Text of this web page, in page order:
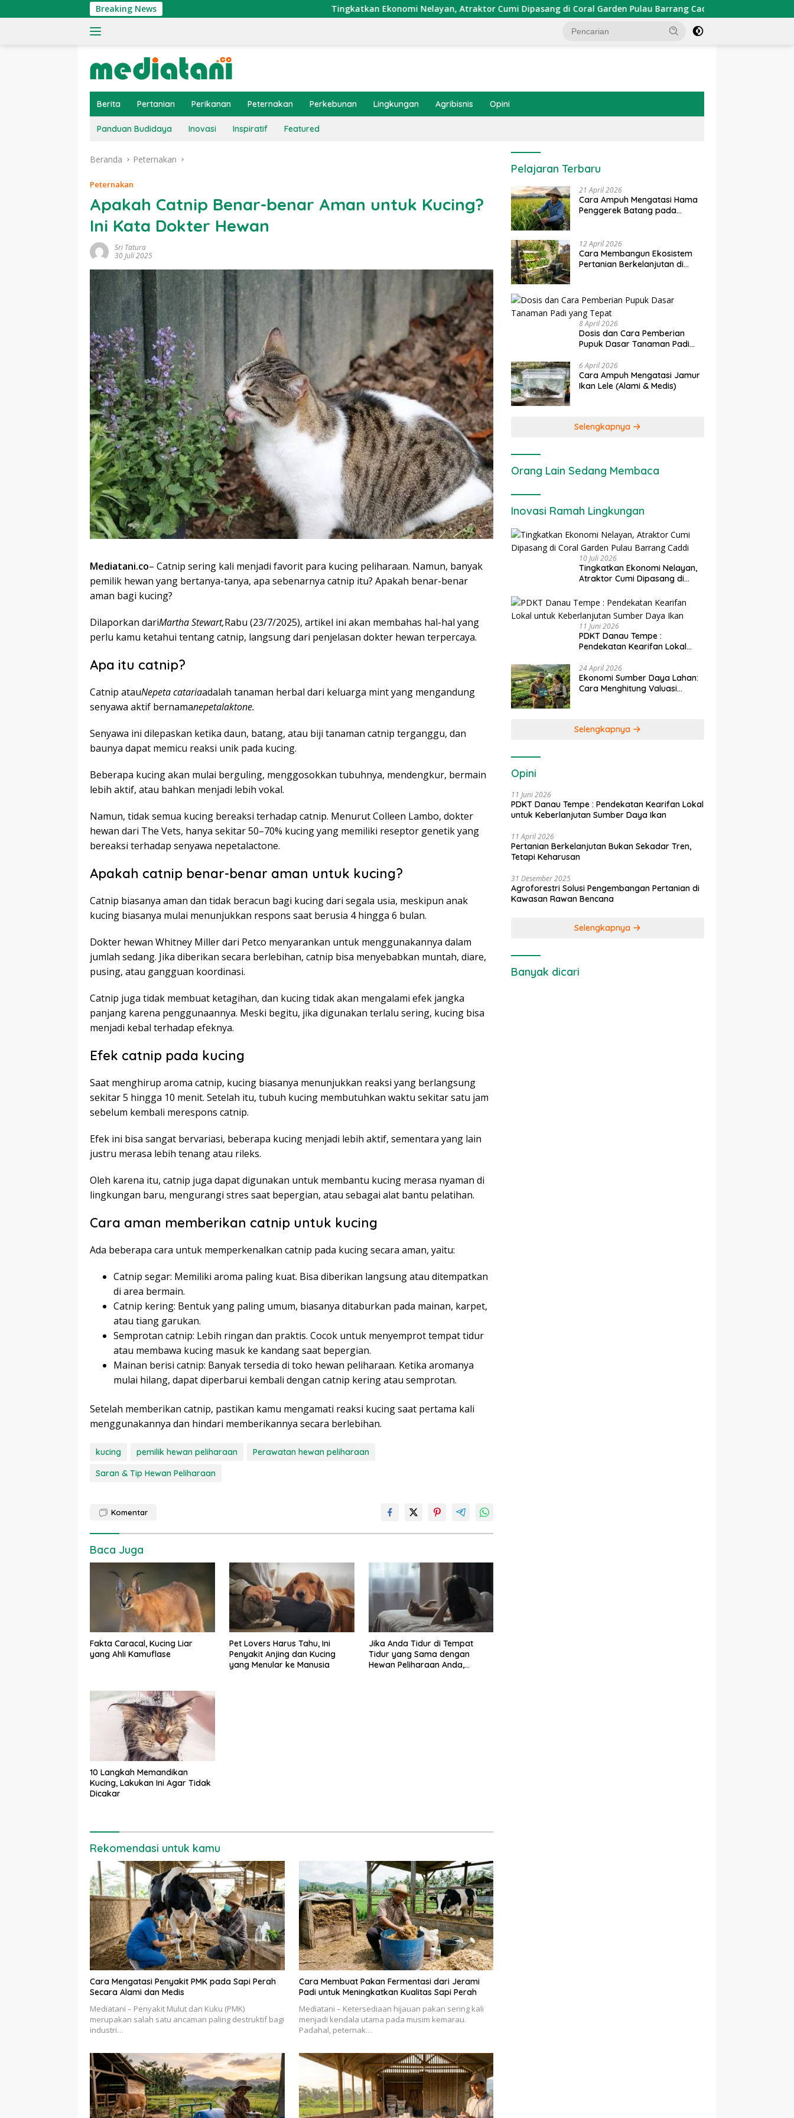
ke
Breaking News Tingkatkan Ekonomi Nelayan, Atraktor Cumi Dipasang di Coral Garden Pulau Barrang Caddi PDKT Danau Tempe :
Berita Pertanian Perikanan Peternakan Perkebunan Lingkungan Agribisnis Opini
Panduan Budidaya Inovasi Inspiratif Featured
Beranda Peternakan
Peternakan
Apakah Catnip Benar-benar Aman untuk Kucing?
Ini Kata Dokter Hewan
Sri Tatura
30 Juli 2025
Mediatani.co– Catnip sering kali menjadi favorit para kucing peliharaan. Namun, banyak
pemilik hewan yang bertanya-tanya, apa sebenarnya catnip itu? Apakah benar-benar
aman bagi kucing?
Dilaporkan dariMartha Stewart,Rabu (23/7/2025), artikel ini akan membahas hal-hal yang
perlu kamu ketahui tentang catnip, langsung dari penjelasan dokter hewan terpercaya.
Apa itu catnip?
Catnip atauNepeta catariaadalah tanaman herbal dari keluarga mint yang mengandung
senyawa aktif bernamanepetalaktone.
Senyawa ini dilepaskan ketika daun, batang, atau biji tanaman catnip terganggu, dan
baunya dapat memicu reaksi unik pada kucing.
Beberapa kucing akan mulai berguling, menggosokkan tubuhnya, mendengkur, bermain
lebih aktif, atau bahkan menjadi lebih vokal.
Namun, tidak semua kucing bereaksi terhadap catnip. Menurut Colleen Lambo, dokter
hewan dari The Vets, hanya sekitar 50–70% kucing yang memiliki reseptor genetik yang
bereaksi terhadap senyawa nepetalactone.
Apakah catnip benar-benar aman untuk kucing?
Catnip biasanya aman dan tidak beracun bagi kucing dari segala usia, meskipun anak
kucing biasanya mulai menunjukkan respons saat berusia 4 hingga 6 bulan.
Dokter hewan Whitney Miller dari Petco menyarankan untuk menggunakannya dalam
jumlah sedang. Jika diberikan secara berlebihan, catnip bisa menyebabkan muntah, diare,
pusing, atau gangguan koordinasi.
Catnip juga tidak membuat ketagihan, dan kucing tidak akan mengalami efek jangka
panjang karena penggunaannya. Meski begitu, jika digunakan terlalu sering, kucing bisa
menjadi kebal terhadap efeknya.
Efek catnip pada kucing
Saat menghirup aroma catnip, kucing biasanya menunjukkan reaksi yang berlangsung
sekitar 5 hingga 10 menit. Setelah itu, tubuh kucing membutuhkan waktu sekitar satu jam
sebelum kembali merespons catnip.
Efek ini bisa sangat bervariasi, beberapa kucing menjadi lebih aktif, sementara yang lain
justru merasa lebih tenang atau rileks.
Oleh karena itu, catnip juga dapat digunakan untuk membantu kucing merasa nyaman di
lingkungan baru, mengurangi stres saat bepergian, atau sebagai alat bantu pelatihan.
Cara aman memberikan catnip untuk kucing
Ada beberapa cara untuk memperkenalkan catnip pada kucing secara aman, yaitu:
Catnip segar: Memiliki aroma paling kuat. Bisa diberikan langsung atau ditempatkan
di area bermain.
Catnip kering: Bentuk yang paling umum, biasanya ditaburkan pada mainan, karpet,
atau tiang garukan.
Semprotan catnip: Lebih ringan dan praktis. Cocok untuk menyemprot tempat tidur
atau membawa kucing masuk ke kandang saat bepergian.
Mainan berisi catnip: Banyak tersedia di toko hewan peliharaan. Ketika aromanya
mulai hilang, dapat diperbarui kembali dengan catnip kering atau semprotan.
Setelah memberikan catnip, pastikan kamu mengamati reaksi kucing saat pertama kali
menggunakannya dan hindari memberikannya secara berlebihan.
kucing pemilik hewan peliharaan
Perawatan hewan peliharaan
Saran & Tip Hewan Peliharaan
Komentar
Baca Juga
Fakta Caracal, Kucing Liar
yang Ahli Kamuflase
Pet Lovers Harus Tahu, Ini
Penyakit Anjing dan Kucing
yang Menular ke Manusia
Jika Anda Tidur di Tempat
Tidur yang Sama dengan
Hewan Peliharaan Anda,
10 Langkah Memandikan
Kucing, Lakukan Ini Agar Tidak
Dicakar
Rekomendasi untuk kamu
Cara Mengatasi Penyakit PMK pada Sapi Perah
Secara Alami dan Medis
Mediatani – Penyakit Mulut dan Kuku (PMK)
merupakan salah satu ancaman paling destruktif bagi
industri…
Cara Membuat Pakan Fermentasi dari Jerami
Padi untuk Meningkatkan Kualitas Sapi Perah
Mediatani – Ketersediaan hijauan pakan sering kali
menjadi kendala utama pada musim kemarau.
Padahal, peternak…
Pelajaran Terbaru
21 April 2026
Cara Ampuh Mengatasi Hama
Penggerek Batang pada
12 April 2026
Cara Membangun Ekosistem
Pertanian Berkelanjutan di
8 April 2026
Dosis dan Cara Pemberian
Pupuk Dasar Tanaman Padi
6 April 2026
Cara Ampuh Mengatasi Jamur
Ikan Lele (Alami & Medis)
Selengkapnya
Orang Lain Sedang Membaca
Inovasi Ramah Lingkungan
10 Juli 2026
Tingkatkan Ekonomi Nelayan,
Atraktor Cumi Dipasang di
Caddi
11 Juni 2026
PDKT Danau Tempe :
Pendekatan Kearifan Lokal
Daya Ikan
24 April 2026
Ekonomi Sumber Daya Lahan:
Cara Menghitung Valuasi
Selengkapnya
Opini
11 Juni 2026
PDKT Danau Tempe : Pendekatan Kearifan Lokal
untuk Keberlanjutan Sumber Daya Ikan
11 April 2026
Pertanian Berkelanjutan Bukan Sekadar Tren,
Tetapi Keharusan
31 Desember 2025
Agroforestri Solusi Pengembangan Pertanian di
Kawasan Rawan Bencana
Selengkapnya
Banyak dicari